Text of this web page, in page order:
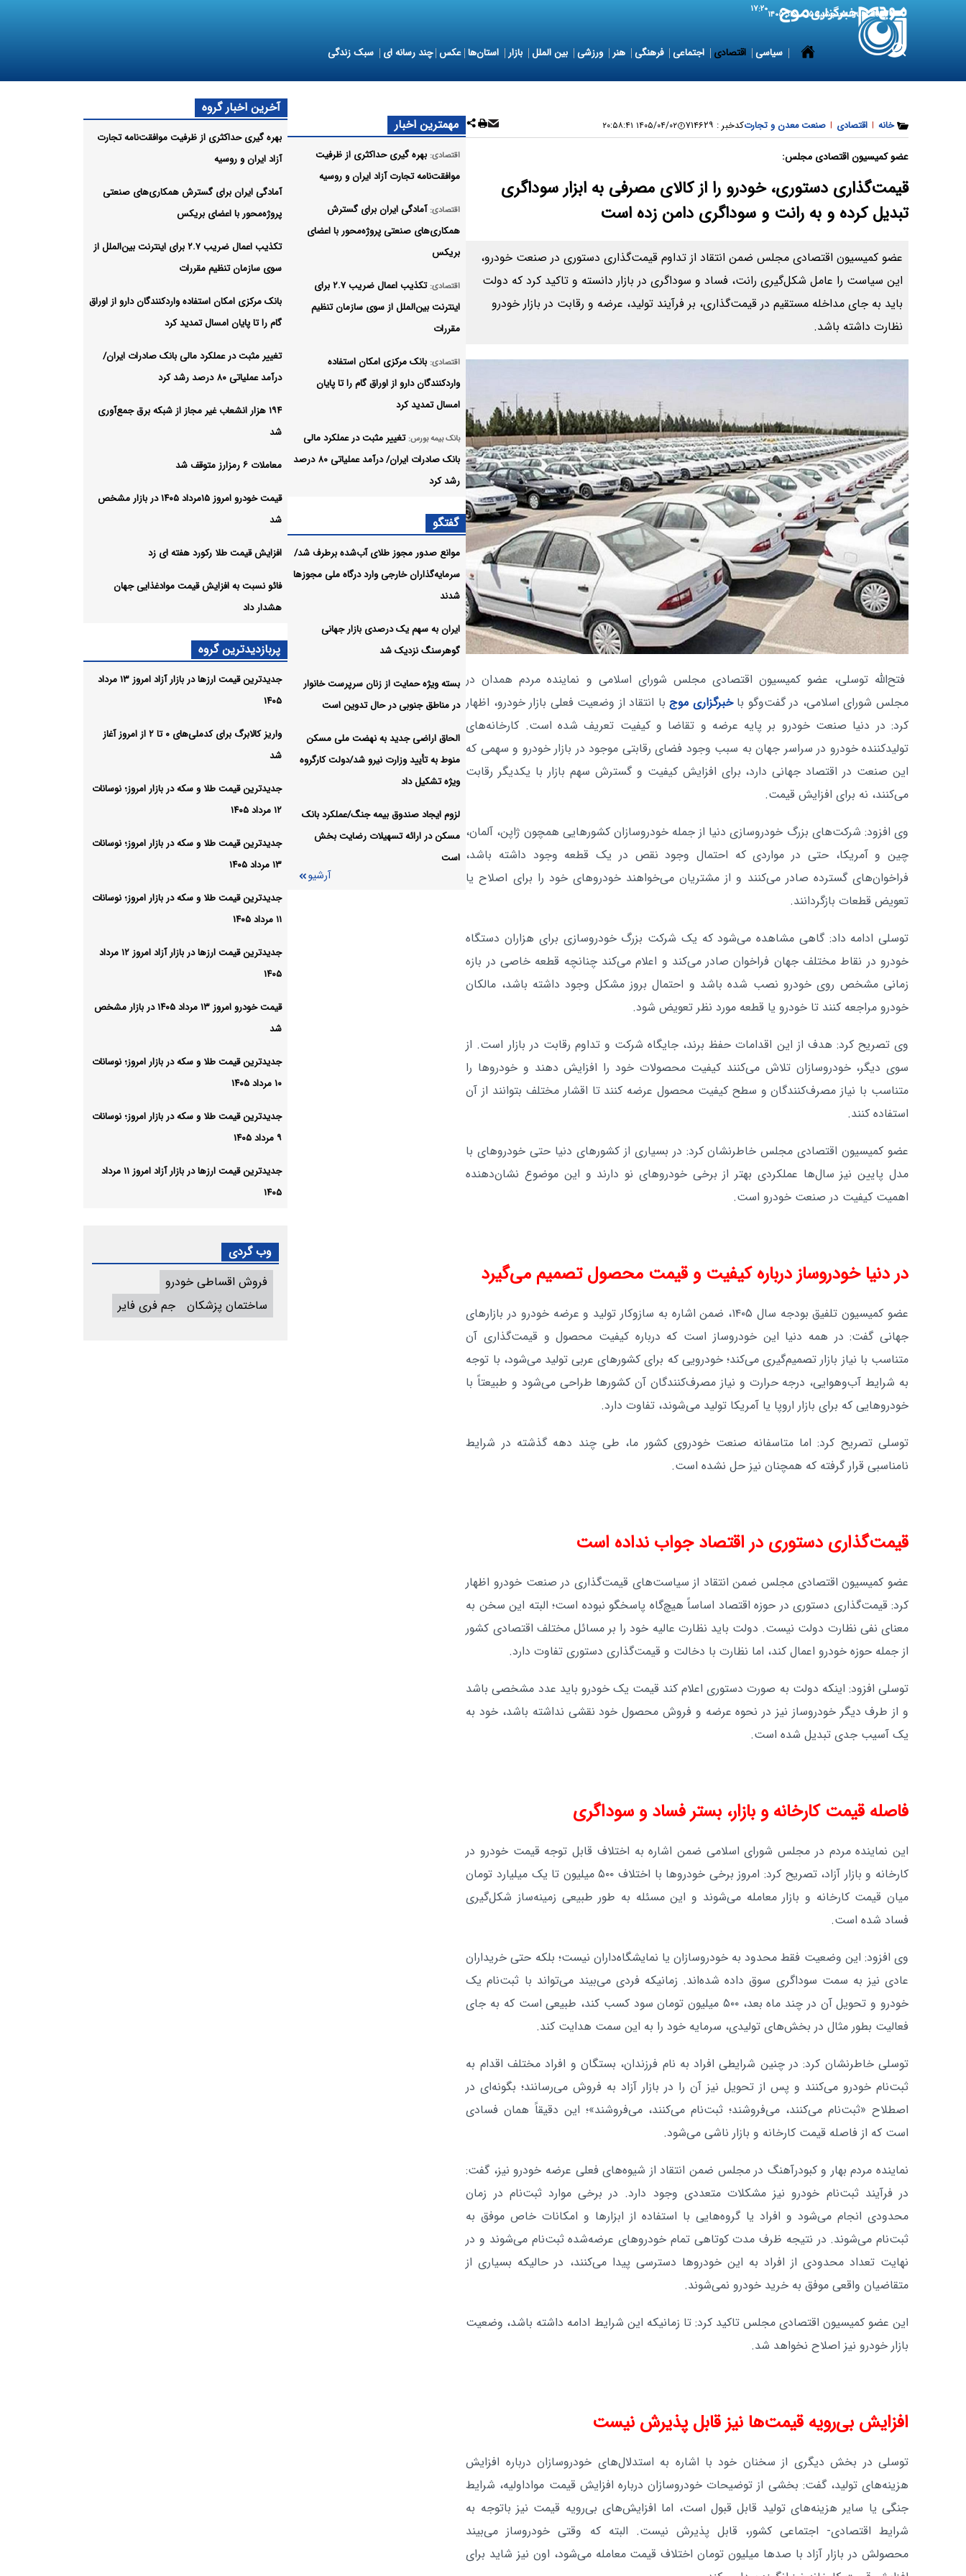
6 August 2026 پنجشنبه ۱۵ مرداد ۱۴۰۵ ۱۷:۲۰
سیاسی اقتصادی اجتماعی فرهنگی هنر ورزشی بین الملل بازار استان‌ها عکس چند رسانه ای سبک زندگی
خانه | اقتصادی | صنعت معدن و تجارتکدخبر : ۷۱۴۶۲۹ ۱۴۰۵/۰۴/۰۲ ۲۰:۵۸:۴۱
عضو کمیسیون اقتصادی مجلس:
قیمت‌گذاری دستوری، خودرو را از کالای مصرفی به ابزار سوداگری
تبدیل کرده و به رانت و سوداگری دامن زده است
عضو کمیسیون اقتصادی مجلس ضمن انتقاد از تداوم قیمت‌گذاری دستوری در صنعت خودرو،
این سیاست را عامل شکل‌گیری رانت، فساد و سوداگری در بازار دانسته و تاکید کرد که دولت
باید به جای مداخله مستقیم در قیمت‌گذاری، بر فرآیند تولید، عرضه و رقابت در بازار خودرو
نظارت داشته باشد.
فتح‌الله توسلی، عضو کمیسیون اقتصادی مجلس شورای اسلامی و نماینده مردم همدان در
مجلس شورای اسلامی، در گفت‌وگو باخبرگزاری موجبا انتقاد از وضعیت فعلی بازار خودرو، اظهار
کرد: در دنیا صنعت خودرو بر پایه عرضه و تقاضا و کیفیت تعریف شده است. کارخانه‌های
تولیدکننده خودرو در سراسر جهان به سبب وجود فضای رقابتی موجود در بازار خودرو و سهمی که
این صنعت در اقتصاد جهانی دارد، برای افزایش کیفیت و گسترش سهم بازار با یکدیگر رقابت
می‌کنند، نه برای افزایش قیمت.
وی افزود: شرکت‌های بزرگ خودروسازی دنیا از جمله خودروسازان کشورهایی همچون ژاپن، آلمان،
چین و آمریکا، حتی در مواردی که احتمال وجود نقص در یک قطعه وجود داشته باشد،
فراخوان‌های گسترده صادر می‌کنند و از مشتریان می‌خواهند خودروهای خود را برای اصلاح یا
تعویض قطعات بازگردانند.
توسلی ادامه داد: گاهی مشاهده می‌شود که یک شرکت بزرگ خودروسازی برای هزاران دستگاه
خودرو در نقاط مختلف جهان فراخوان صادر می‌کند و اعلام می‌کند چنانچه قطعه خاصی در بازه
زمانی مشخص روی خودرو نصب شده باشد و احتمال بروز مشکل وجود داشته باشد، مالکان
خودرو مراجعه کنند تا خودرو یا قطعه مورد نظر تعویض شود.
وی تصریح کرد: هدف از این اقدامات حفظ برند، جایگاه شرکت و تداوم رقابت در بازار است. از
سوی دیگر، خودروسازان تلاش می‌کنند کیفیت محصولات خود را افزایش دهند و خودروها را
متناسب با نیاز مصرف‌کنندگان و سطح کیفیت محصول عرضه کنند تا اقشار مختلف بتوانند از آن
استفاده کنند.
عضو کمیسیون اقتصادی مجلس خاطرنشان کرد: در بسیاری از کشورهای دنیا حتی خودروهای با
مدل پایین نیز سال‌ها عملکردی بهتر از برخی خودروهای نو دارند و این موضوع نشان‌دهنده
اهمیت کیفیت در صنعت خودرو است.
در دنیا خودروساز درباره کیفیت و قیمت محصول تصمیم می‌گیرد
عضو کمیسیون تلفیق بودجه سال ۱۴۰۵، ضمن اشاره به سازوکار تولید و عرضه خودرو در بازارهای
جهانی گفت: در همه دنیا این خودروساز است که درباره کیفیت محصول و قیمت‌گذاری آن
متناسب با نیاز بازار تصمیم‌گیری می‌کند؛ خودرویی که برای کشورهای عربی تولید می‌شود، با توجه
به شرایط آب‌وهوایی، درجه حرارت و نیاز مصرف‌کنندگان آن کشورها طراحی می‌شود و طبیعتاً با
خودروهایی که برای بازار اروپا یا آمریکا تولید می‌شوند، تفاوت دارد.
توسلی تصریح کرد: اما متاسفانه صنعت خودروی کشور ما، طی چند دهه گذشته در شرایط
نامناسبی قرار گرفته که همچنان نیز حل نشده است.
قیمت‌گذاری دستوری در اقتصاد جواب نداده است
عضو کمیسیون اقتصادی مجلس ضمن انتقاد از سیاست‌های قیمت‌گذاری در صنعت خودرو اظهار
کرد: قیمت‌گذاری دستوری در حوزه اقتصاد اساساً هیچ‌گاه پاسخگو نبوده است؛ البته این سخن به
معنای نفی نظارت دولت نیست. دولت باید نظارت عالیه خود را بر مسائل مختلف اقتصادی کشور
از جمله حوزه خودرو اعمال کند، اما نظارت با دخالت و قیمت‌گذاری دستوری تفاوت دارد.
توسلی افزود: اینکه دولت به صورت دستوری اعلام کند قیمت یک خودرو باید عدد مشخصی باشد
و از طرف دیگر خودروساز نیز در نحوه عرضه و فروش محصول خود نقشی نداشته باشد، خود به
یک آسیب جدی تبدیل شده است.
فاصله قیمت کارخانه و بازار، بستر فساد و سوداگری
این نماینده مردم در مجلس شورای اسلامی ضمن اشاره به اختلاف قابل توجه قیمت خودرو در
کارخانه و بازار آزاد، تصریح کرد: امروز برخی خودروها با اختلاف ۵۰۰ میلیون تا یک میلیارد تومان
میان قیمت کارخانه و بازار معامله می‌شوند و این مسئله به طور طبیعی زمینه‌ساز شکل‌گیری
فساد شده است.
وی افزود: این وضعیت فقط محدود به خودروسازان یا نمایشگاه‌داران نیست؛ بلکه حتی خریداران
عادی نیز به سمت سوداگری سوق داده شده‌اند. زمانیکه فردی می‌بیند می‌تواند با ثبت‌نام یک
خودرو و تحویل آن در چند ماه بعد، ۵۰۰ میلیون تومان سود کسب کند، طبیعی است که به جای
فعالیت بطور مثال در بخش‌های تولیدی، سرمایه خود را به این سمت هدایت کند.
توسلی خاطرنشان کرد: در چنین شرایطی افراد به نام فرزندان، بستگان و افراد مختلف اقدام به
ثبت‌نام خودرو می‌کنند و پس از تحویل نیز آن را در بازار آزاد به فروش می‌رسانند؛ بگونه‌ای در
اصطلاح «ثبت‌نام می‌کنند، می‌فروشند؛ ثبت‌نام می‌کنند، می‌فروشند»؛ این دقیقاً همان فسادی
است که از فاصله قیمت کارخانه و بازار ناشی می‌شود.
نماینده مردم بهار و کبودرآهنگ در مجلس ضمن انتقاد از شیوه‌های فعلی عرضه خودرو نیز، گفت:
در فرآیند ثبت‌نام خودرو نیز مشکلات متعددی وجود دارد. در برخی موارد ثبت‌نام در زمان
محدودی انجام می‌شود و افراد یا گروه‌هایی با استفاده از ابزارها و امکانات خاص موفق به
ثبت‌نام می‌شوند. در نتیجه ظرف مدت کوتاهی تمام خودروهای عرضه‌شده ثبت‌نام می‌شوند و در
نهایت تعداد محدودی از افراد به این خودروها دسترسی پیدا می‌کنند، در حالیکه بسیاری از
متقاضیان واقعی موفق به خرید خودرو نمی‌شوند.
این عضو کمیسیون اقتصادی مجلس تاکید کرد: تا زمانیکه این شرایط ادامه داشته باشد، وضعیت
بازار خودرو نیز اصلاح نخواهد شد.
افزایش بی‌رویه قیمت‌ها نیز قابل پذیرش نیست
توسلی در بخش دیگری از سخنان خود با اشاره به استدلال‌های خودروسازان درباره افزایش
هزینه‌های تولید، گفت: بخشی از توضیحات خودروسازان درباره افزایش قیمت مواداولیه، شرایط
جنگی یا سایر هزینه‌های تولید قابل قبول است، اما افزایش‌های بی‌رویه قیمت نیز باتوجه به
شرایط اقتصادی- اجتماعی کشور، قابل پذیرش نیست. البته که وقتی خودروساز می‌بیند
محصولش در بازار آزاد با صدها میلیون تومان اختلاف قیمت معامله می‌شود، اون نیز شاید برای
مهمترین اخبار
اقتصادی: بهره گیری حداکثری از ظرفیت
موافقت‌نامه تجارت آزاد ایران و روسیه
اقتصادی: آمادگی ایران برای گسترش
همکاری‌های صنعتی پروژه‌محور با اعضای
بریکس
اقتصادی:
تکذیب اعمال ضریب ۲.۷ برای
اینترنت بین‌الملل از سوی سازمان تنظیم
مقررات
اقتصادی: بانک مرکزی امکان استفاده
واردکنندگان دارو از اوراق گام را تا پایان
امسال تمدید کرد
بانک بیمه بورس: تغییر مثبت در عملکرد مالی
بانک صادرات ایران/ درآمد عملیاتی ۸۰ درصد
رشد کرد
اقتصادی:
برق جمع‌آوری شد
اقتصادی: معاملات ۶ رمزارز متوقف شد
صنعت معدن تجارت:
۱۵مرداد ۱۴۰۵ در بازار مشخص شد
اقتصادی: افزایش قیمت طلا رکورد هفته ای زد
اقتصادی: فائو نسبت به افزایش قیمت
موادغذایی جهان هشدار داد
گفتگو
موانع صدور مجوز طلای آب‌شده برطرف شد/
سرمایه‌گذاران خارجی وارد درگاه ملی مجوزها
شدند
ایران به سهم یک‌ درصدی بازار جهانی
گوهرسنگ نزدیک شد
بسته ویژه حمایت از زنان سرپرست خانوار
در مناطق جنوبی در حال تدوین است
الحاق اراضی جدید به نهضت ملی مسکن
منوط به تأیید وزارت نیرو شد/دولت کارگروه
ویژه تشکیل داد
لزوم ایجاد صندوق بیمه جنگ/عملکرد بانک
مسکن در ارائه تسهیلات رضایت بخش
است
آرشیو
آخرین اخبار گروه
بهره گیری حداکثری از ظرفیت موافقت‌نامه تجارت
آزاد ایران و روسیه
آمادگی ایران برای گسترش همکاری‌های صنعتی
پروژه‌محور با اعضای بریکس
تکذیب اعمال ضریب ۲.۷ برای اینترنت بین‌الملل از
سوی سازمان تنظیم مقررات
بانک مرکزی امکان استفاده واردکنندگان دارو از اوراق
گام را تا پایان امسال تمدید کرد
تغییر مثبت در عملکرد مالی بانک صادرات ایران/
درآمد عملیاتی ۸۰ درصد رشد کرد
۱۹۴ هزار انشعاب غیر مجاز از شبکه برق جمع‌آوری
شد
معاملات ۶ رمزارز متوقف شد
قیمت خودرو امروز ۱۵مرداد ۱۴۰۵ در بازار مشخص
شد
افزایش قیمت طلا رکورد هفته ای زد
فائو نسبت به افزایش قیمت موادغذایی جهان
هشدار داد
پربازدیدترین گروه
جدیدترین قیمت ارزها در بازار آزاد امروز ۱۳ مرداد
۱۴۰۵
واریز کالابرگ برای کدملی‌های ۰ تا ۲ از امروز آغاز
شد
جدیدترین قیمت طلا و سکه در بازار امروز؛ نوسانات
۱۲ مرداد ۱۴۰۵
جدیدترین قیمت طلا و سکه در بازار امروز؛ نوسانات
۱۳ مرداد ۱۴۰۵
جدیدترین قیمت طلا و سکه در بازار امروز؛ نوسانات
۱۱ مرداد ۱۴۰۵
جدیدترین قیمت ارزها در بازار آزاد امروز ۱۲ مرداد
۱۴۰۵
قیمت خودرو امروز ۱۳ مرداد ۱۴۰۵ در بازار مشخص
شد
جدیدترین قیمت طلا و سکه در بازار امروز؛ نوسانات
۱۰ مرداد ۱۴۰۵
جدیدترین قیمت طلا و سکه در بازار امروز؛ نوسانات
۹ مرداد ۱۴۰۵
جدیدترین قیمت ارزها در بازار آزاد امروز ۱۱ مرداد
۱۴۰۵
وب گردی
فروش اقساطی خودرو
ساختمان پزشکان
جم فری فایر